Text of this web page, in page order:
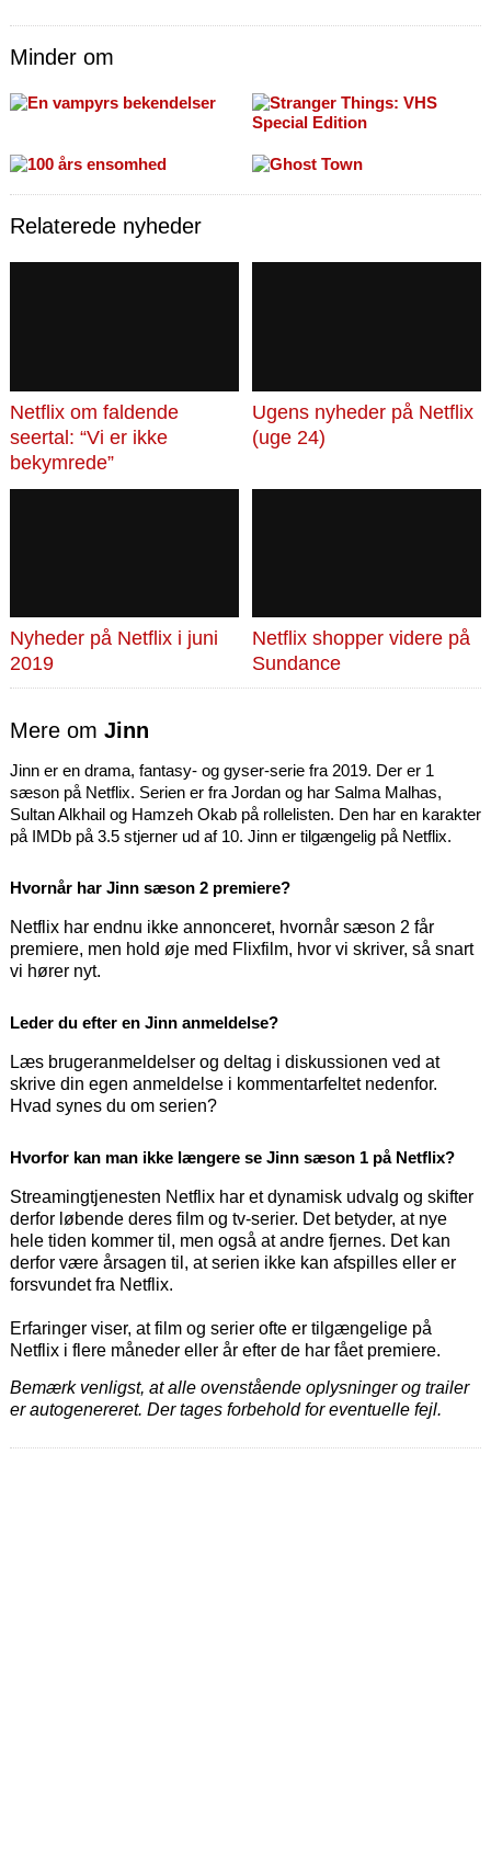
Minder om
Relaterede nyheder
Netflix om faldende
seertal: “Vi er ikke
bekymrede”
Ugens nyheder på Netflix
(uge 24)
Nyheder på Netflix i juni
2019
Netflix shopper videre på
Sundance
Mere om Jinn
Jinn er en drama, fantasy- og gyser-serie fra 2019. Der er 1
sæson på Netflix. Serien er fra Jordan og har Salma Malhas,
Sultan Alkhail og Hamzeh Okab på rollelisten. Den har en karakter
på IMDb på 3.5 stjerner ud af 10. Jinn er tilgængelig på Netflix.
Hvornår har Jinn sæson 2 premiere?
Netflix har endnu ikke annonceret, hvornår sæson 2 får
premiere, men hold øje med Flixfilm, hvor vi skriver, så snart
vi hører nyt.
Leder du efter en Jinn anmeldelse?
Læs brugeranmeldelser og deltag i diskussionen ved at
skrive din egen anmeldelse i kommentarfeltet nedenfor.
Hvad synes du om serien?
Hvorfor kan man ikke længere se Jinn sæson 1 på Netflix?
Streamingtjenesten Netflix har et dynamisk udvalg og skifter
derfor løbende deres film og tv-serier. Det betyder, at nye
hele tiden kommer til, men også at andre fjernes. Det kan
derfor være årsagen til, at serien ikke kan afspilles eller er
forsvundet fra Netflix.
Erfaringer viser, at film og serier ofte er tilgængelige på
Netflix i flere måneder eller år efter de har fået premiere.
Bemærk venligst, at alle ovenstående oplysninger og trailer
er autogenereret. Der tages forbehold for eventuelle fejl.